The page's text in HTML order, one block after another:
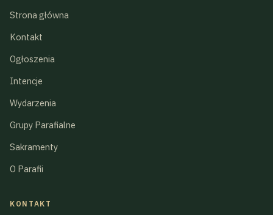
Strona główna
Kontakt
Ogłoszenia
Intencje
Wydarzenia
Grupy Parafialne
Sakramenty
O Parafii
KONTAKT